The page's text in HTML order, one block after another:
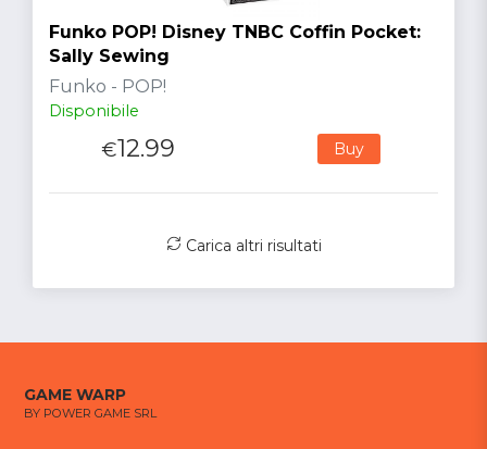
Funko POP! Disney TNBC Coffin Pocket:
Sally Sewing
Funko - POP!
Disponibile
€12.99 Buy
Carica altri risultati
GAME WARP
BY POWER GAME SRL